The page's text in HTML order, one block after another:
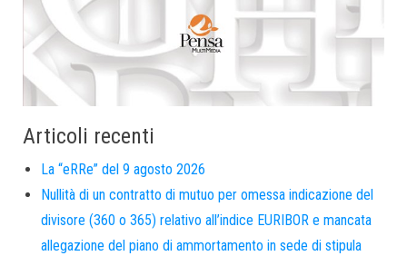
Articoli recenti
La “eRRe” del 9 agosto 2026
Nullità di un contratto di mutuo per omessa indicazione del
divisore (360 o 365) relativo all’indice EURIBOR e mancata
allegazione del piano di ammortamento in sede di stipula